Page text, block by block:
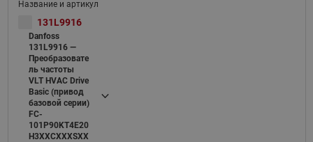
131L9916
Danfoss
131L9916 —
Преобразовате
ль частоты
VLT HVAC Drive
Basic (привод
базовой серии)
FC-
101P90KT4E20
H3XXCXXXSXX